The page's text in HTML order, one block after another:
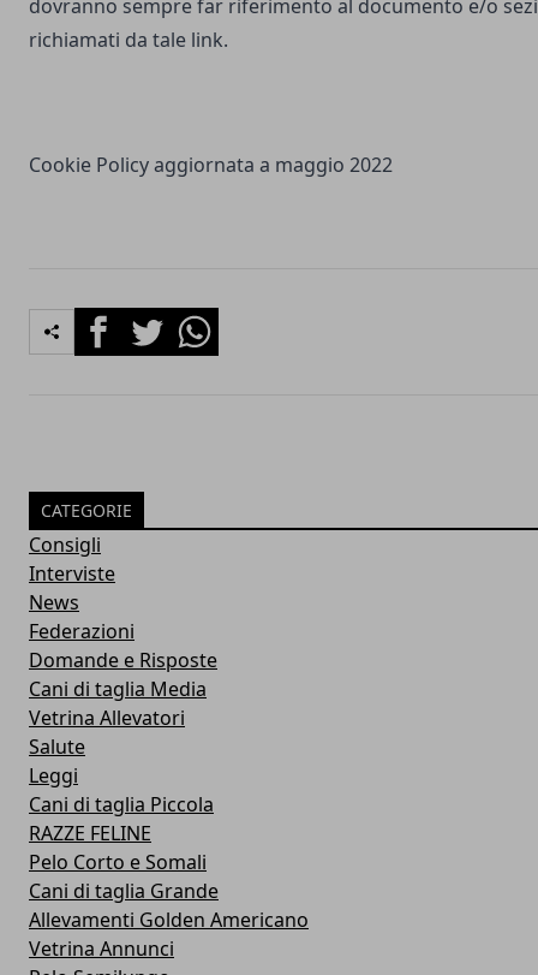
dovranno sempre far riferimento al documento e/o
richiamati da tale link.
Cookie Policy aggiornata a maggio 2022
FacebookTwitterWhatsapp
CATEGORIE
Consigli
Interviste
News
Federazioni
Domande e Risposte
Cani di taglia Media
Vetrina Allevatori
Salute
Leggi
Cani di taglia Piccola
RAZZE FELINE
Pelo Corto e Somali
Cani di taglia Grande
Allevamenti Golden Americano
Vetrina Annunci